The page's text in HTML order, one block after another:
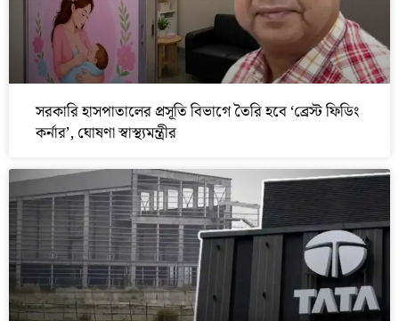
সরকারি হাসপাতালের প্রসূতি বিভাগে তৈরি হবে ‘ব্রেস্ট ফিডিং
কর্নার’, ঘোষণা স্বাস্থ্যমন্ত্রীর